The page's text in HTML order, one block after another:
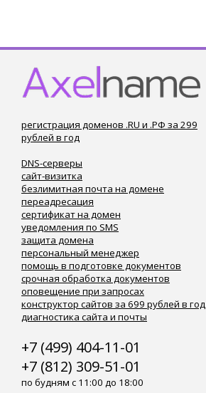
регистрация доменов .RU и .РФ за 299
рублей в год
DNS-серверы
сайт-визитка
безлимитная почта на домене
переадресация
сертификат на домен
уведомления по SMS
защита домена
персональный менеджер
помощь в подготовке документов
срочная обработка документов
оповещение при запросах
конструктор сайтов за 699 рублей в год
диагностика сайта и почты
+7 (499) 404-11-01
+7 (812) 309-51-01
по будням с 11:00 до 18:00